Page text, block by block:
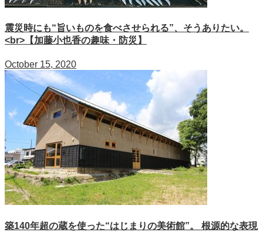
震災時にも“旨いものを食べさせられる”、そうありたい。
<br>【加藤小也香の趣味・防災】
October 15, 2020
築140年超の蔵を使った“はじまりの美術館”。 根源的な表現